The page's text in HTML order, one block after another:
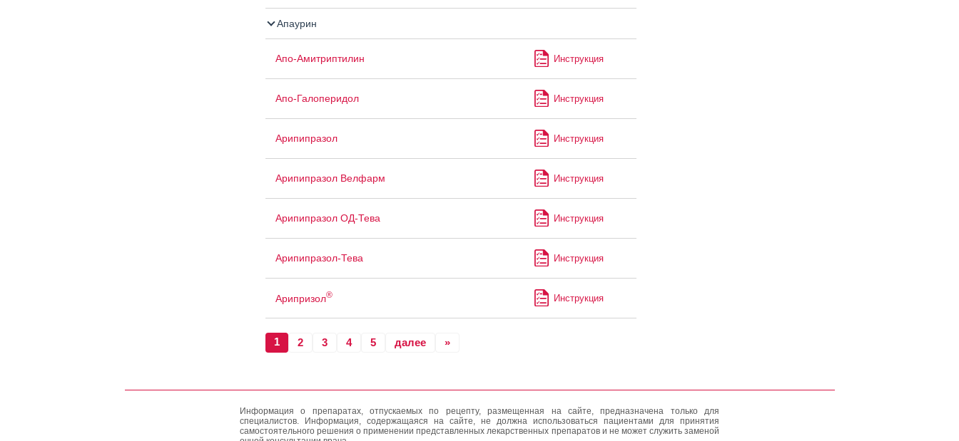
Апаурин
Апо-Амитриптилин Инструкция
Апо-Галоперидол Инструкция
Арипипразол Инструкция
Арипипразол Велфарм Инструкция
Арипипразол ОД-Тева Инструкция
Арипипразол-Тева Инструкция
Арипризол® Инструкция
1 2 3 4 5 далее »
Информация о препаратах, отпускаемых по рецепту, размещенная на сайте, предназначена только для
специалистов. Информация, содержащаяся на сайте, не должна использоваться пациентами для принятия
самостоятельного решения о применении представленных лекарственных препаратов и не может служить заменой